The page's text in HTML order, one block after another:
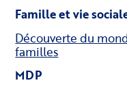
Famille et vie
Découverte du
familles
MDP